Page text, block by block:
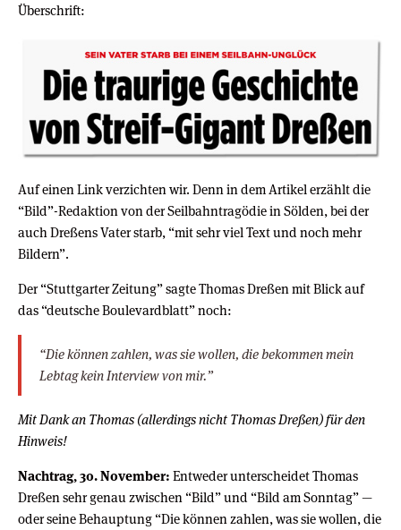
Überschrift:
Auf einen Link verzichten wir. Denn in dem Artikel erzählt die
“Bild”-Redaktion von der Seilbahntragödie in Sölden, bei der
auch Dreßens Vater starb, “mit sehr viel Text und noch mehr
Bildern”.
Der “Stuttgarter Zeitung” sagte Thomas Dreßen mit Blick auf
das “deutsche Boulevardblatt” noch:
“Die können zahlen, was sie wollen, die bekommen mein
Lebtag kein Interview von mir.”
Mit Dank an Thomas (allerdings nicht Thomas Dreßen) für den
Hinweis!
Nachtrag, 30. November: Entweder unterscheidet Thomas
Dreßen sehr genau zwischen “Bild” und “Bild am Sonntag” —
oder seine Behauptung “Die können zahlen, was sie wollen, die